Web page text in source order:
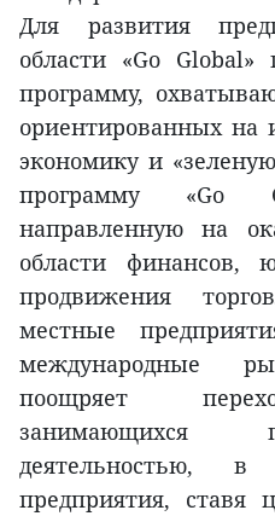
Для развития
области «Go Global»
программу,
ориентированных на
экономику и
программу «Go
направленную на
области финансов,
продвижения
местные
международные
поощряет
занимающихся
деятельностью, в
предприятия, ставя